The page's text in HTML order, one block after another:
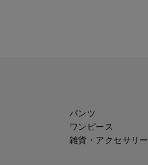
パンツ
ワンピース
雑貨・アクセサリー